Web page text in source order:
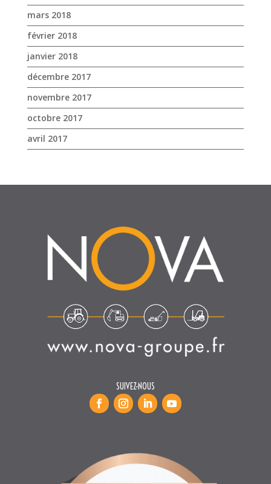
mars 2018
février 2018
janvier 2018
décembre 2017
novembre 2017
octobre 2017
avril 2017
SUIVEZ-NOUS